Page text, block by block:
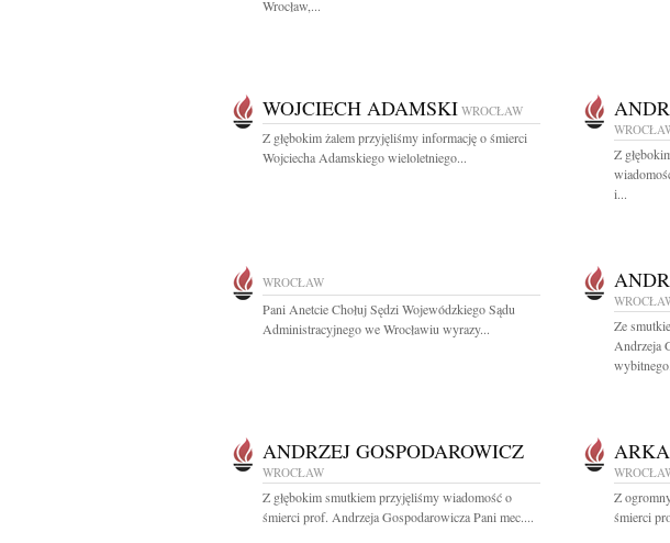
Wrocław,...
WOJCIECH ADAMSKI WROCŁAW
Z głębokim żalem przyjęliśmy informację o śmierci
Wojciecha Adamskiego wieloletniego...
Z
i...
WROCŁAW
Pani Anetcie Chołuj Sędzi Wojewódzkiego Sądu
Administracyjnego we Wrocławiu wyrazy...
Ze
Andrzeja
ANDRZEJ GOSPODAROWICZ
WROCŁAW
Z głębokim smutkiem przyjęliśmy wiadomość o
śmierci prof. Andrzeja Gospodarowicza Pani mec....
Z
śmierci